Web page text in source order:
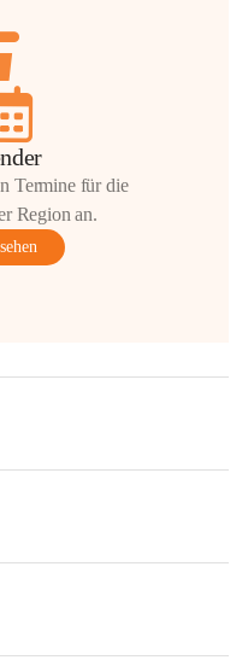
Termine für die
Region an.